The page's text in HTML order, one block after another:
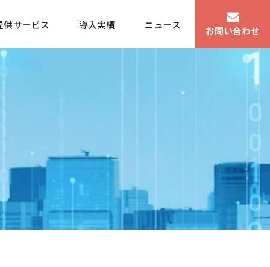
供サービス 導入実績 ニュース
お問い合わせ